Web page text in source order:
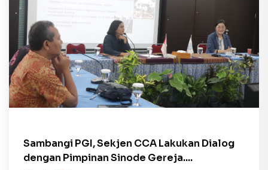
Sambangi PGI, Sekjen CCA Lakukan Dialog
dengan Pimpinan Sinode Gereja....